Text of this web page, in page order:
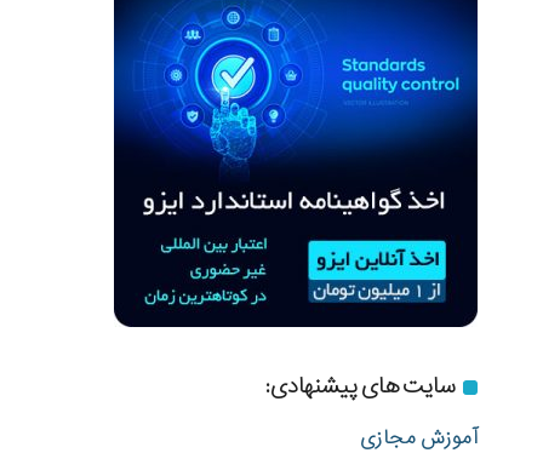
سایت های پیشنهادی:
آموزش مجازی